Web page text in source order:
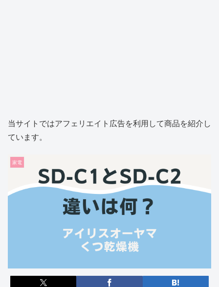
当サイトではアフェリエイト広告を利用して商品を紹介し
ています。
家電